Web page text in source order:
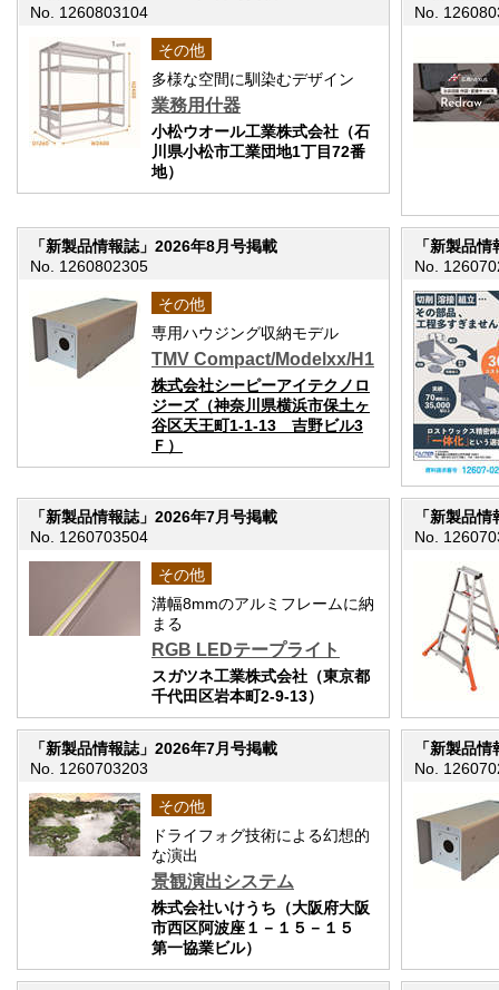
No. 1260803104
その他
多様な空間に馴染むデザイン
業務用什器
小松ウオール工業株式会社（石
川県小松市工業団地1丁目72番
地）
No.
「新製品情報誌」2026年8月号掲載
No. 1260802305
その他
専用ハウジング収納モデル
TMV Compact/Modelxx/H1
株式会社シーピーアイテクノロ
ジーズ（神奈川県横浜市保土ヶ
谷区天王町1-1-13 吉野ビル3
Ｆ）
「新製品
No.
「新製品情報誌」2026年7月号掲載
No. 1260703504
その他
溝幅8mmのアルミフレームに納
まる
RGB LEDテープライト
スガツネ工業株式会社（東京都
千代田区岩本町2-9-13）
「新製品
No.
「新製品情報誌」2026年7月号掲載
No. 1260703203
その他
ドライフォグ技術による幻想的
な演出
景観演出システム
株式会社いけうち（大阪府大阪
市西区阿波座１－１５－１５
第一協業ビル）
「新製品
No.